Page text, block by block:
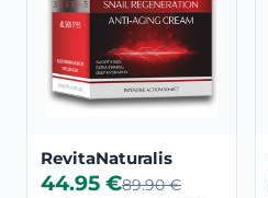
RevitaNaturalis
44.95 €89.90 €